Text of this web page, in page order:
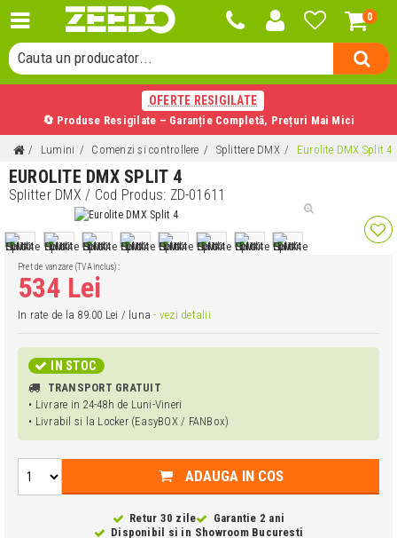
0
Cauta o categorie...
Cauta un producator...
Cauta un produs...
OFERTE RESIGILATE
🔄 Produse Resigilate – Garanție Completă, Prețuri Mai Mici
Lumini Comenzi si controllere Splittere DMX Eurolite DMX Split 4
EUROLITE DMX SPLIT 4
Splitter DMX/ Cod Produs: ZD-01611
Pret de vanzare (TVA inclus):
534 Lei
In rate de la 89.00 Lei / luna- vezi detalii
IN STOC
TRANSPORT GRATUIT
• Livrare in 24-48h de Luni-Vineri
• Livrabil si la Locker (EasyBOX / FANBox)
ADAUGA IN COS
Retur 30 zile
Garantie 2 ani
Disponibil si in Showroom Bucuresti